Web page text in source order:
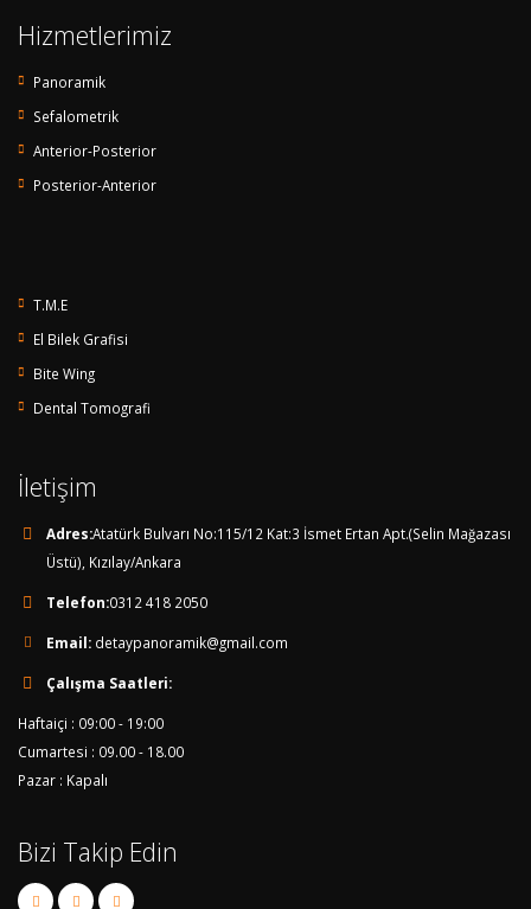
Hizmetlerimiz
Panoramik
Sefalometrik
Anterior-Posterior
Posterior-Anterior
T.M.E
El Bilek Grafisi
Bite Wing
Dental Tomografi
İletişim
Adres:Atatürk Bulvarı No:115/12 Kat:3 İsmet Ertan Apt.(Selin Mağazası
Üstü), Kızılay/Ankara
Telefon:0312 418 2050
Email: detaypanoramik@gmail.com
Çalışma Saatleri:
Haftaiçi : 09:00 - 19:00
Cumartesi : 09.00 - 18.00
Pazar : Kapalı
Bizi Takip Edin